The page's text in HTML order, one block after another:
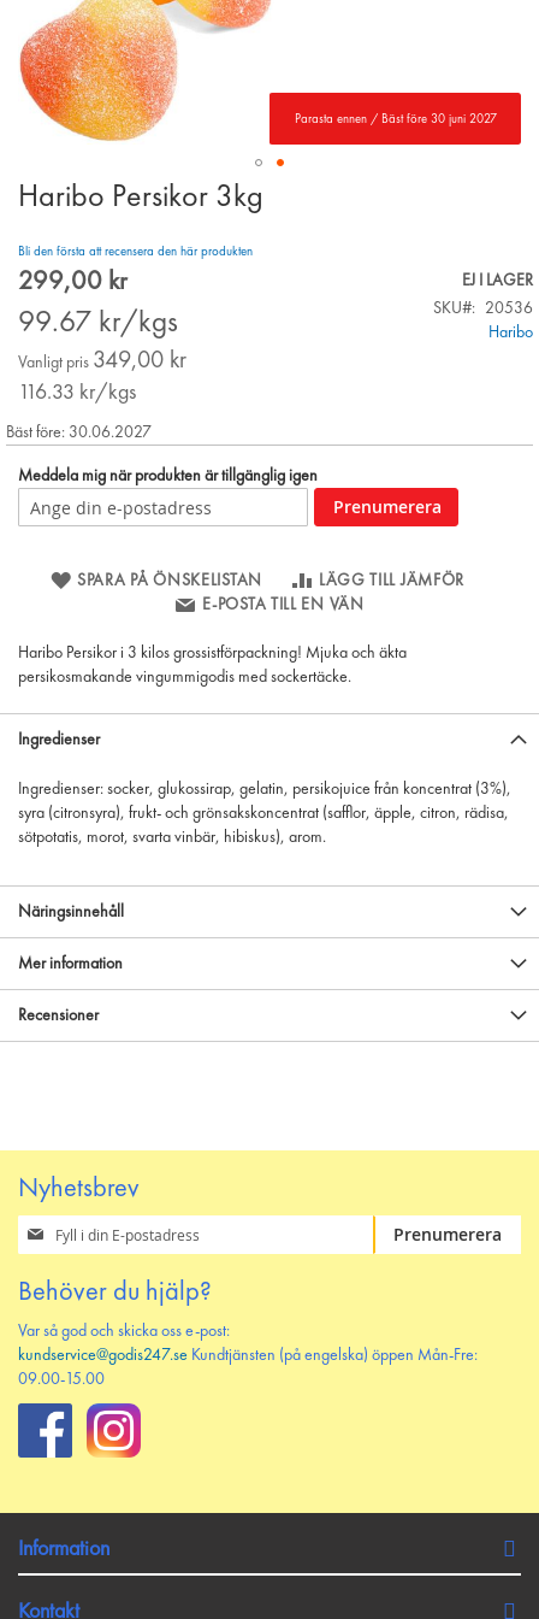
Parasta ennen / Bäst före 30 juni 2027
Skip
of
the
images
gallery
Haribo Persikor 3kg
Bli den första att recensera den här produkten
Special
299,00 kr
99.67 kr/kgs
Vanligt pris 349,00 kr
116.33 kr/kgs
EJ I LAGER
SKU
20536
Haribo
Bäst före: 30.06.2027
Meddela mig när produkten är tillgänglig igen
Prenumerera
SPARA PÅ ÖNSKELISTAN
LÄGG TILL JÄMFÖR
E-POSTA TILL EN VÄN
Haribo Persikor i 3 kilos grossistförpackning! Mjuka och äkta
persikosmakande vingummigodis med sockertäcke.
Ingredienser
Ingredienser: socker, glukossirap, gelatin, persikojuice från koncentrat (3%),
syra (citronsyra), frukt- och grönsakskoncentrat (safflor, äpple, citron, rädisa,
sötpotatis, morot, svarta vinbär, hibiskus), arom.
Näringsinnehåll
Mer information
Recensioner
Nyhetsbrev
Prenumerera
på
nyhetsbrev
Prenumerera
Behöver du hjälp?
Var så god och skicka oss e-post:
kundservice@godis247.se Kundtjänsten (på engelska) öppen Mån-Fre:
09.00-15.00
Information
Kontakt